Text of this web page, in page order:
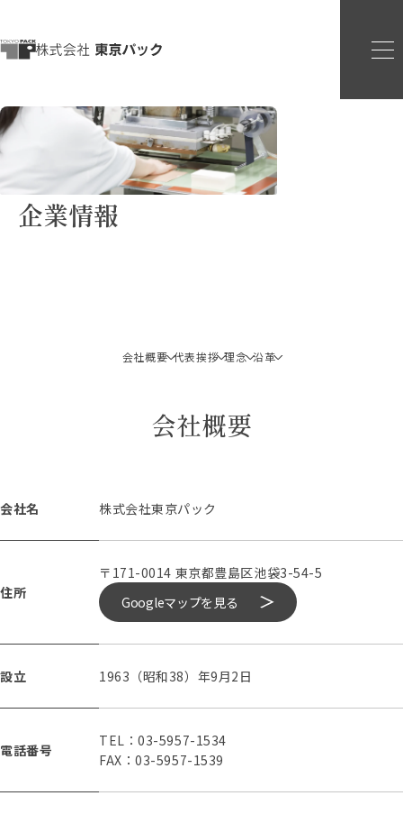
企業情報
会社概要 代表挨拶 理念 沿革
会社概要
会社名 株式会社東京パック
住所
〒171-0014 東京都豊島区池袋3-54-5
Googleマップを見る
設立 1963（昭和38）年9月2日
電話番号
TEL：03-5957-1534
FAX：03-5957-1539